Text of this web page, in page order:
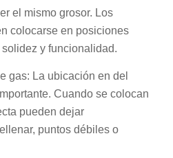
el mismo grosor. Los
colocarse en posiciones
y funcionalidad.
gas: La ubicación en del
Cuando se colocan
pueden dejar
puntos débiles o